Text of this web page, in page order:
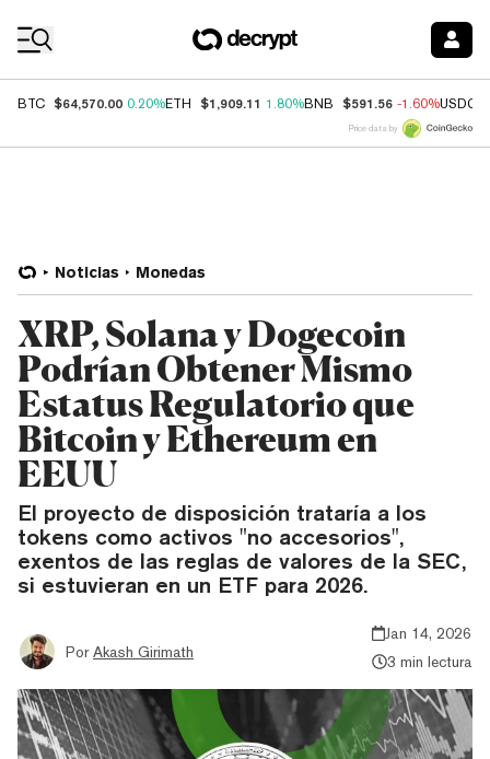
BTC $64,570.00 0.20%ETH $1,909.11 1.80%BNB $591.56 -1.60%USDC
Price data by
Noticias Monedas
XRP, Solana y Dogecoin
Podrían Obtener Mismo
Estatus Regulatorio que
Bitcoin y Ethereum en
EEUU
El proyecto de disposición trataría a los
tokens como activos "no accesorios",
exentos de las reglas de valores de la SEC,
si estuvieran en un ETF para 2026.
Por Akash Girimath
Jan 14, 2026
3 min lectura